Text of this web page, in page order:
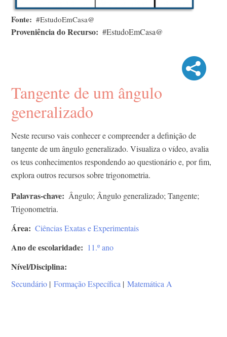
Fonte #EstudoEmCasa@
Proveniência do Recurso #EstudoEmCasa@
Tangente de um ângulo
generalizado
Neste recurso vais conhecer e compreender a definição de
tangente de um ângulo generalizado. Visualiza o vídeo, avalia
os teus conhecimentos respondendo ao questionário e, por fim,
explora outros recursos sobre trigonometria.
Palavras-chave
Ângulo; Ângulo generalizado; Tangente;
Trigonometria.
Área Ciências Exatas e Experimentais
Ano de escolaridade 11.º ano
Nível/Disciplina
Secundário | Formação Específica | Matemática A